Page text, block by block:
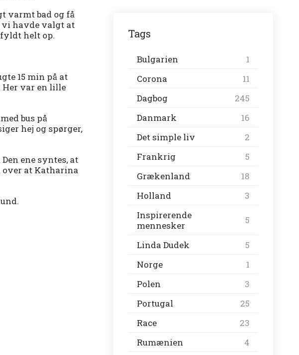
varmt bad og få
vi havde valgt at
helt op.
15 min på at
Her var en lille
bus på
hej og spørger,
ene syntes, at
over at Katharina
Tags
Bulgarien
1
Corona
11
Dagbog
245
Danmark
16
Det simple liv
2
Frankrig
5
Grækenland
18
Holland
3
Inspirerende
mennesker
5
Linda Dudek
5
Norge
1
Polen
3
Portugal
25
Race
23
Rumænien
4